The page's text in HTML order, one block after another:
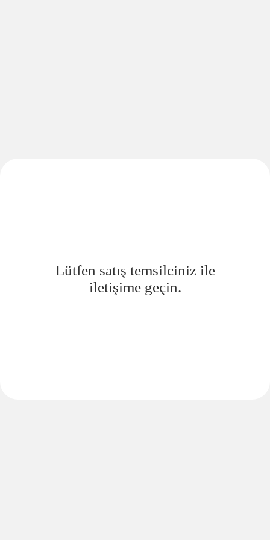
Lütfen satış temsilciniz ile
iletişime geçin.